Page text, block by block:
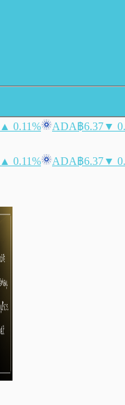
▲ 0.11% ADA฿6.37▼
▲ 0.11% ADA฿6.37▼